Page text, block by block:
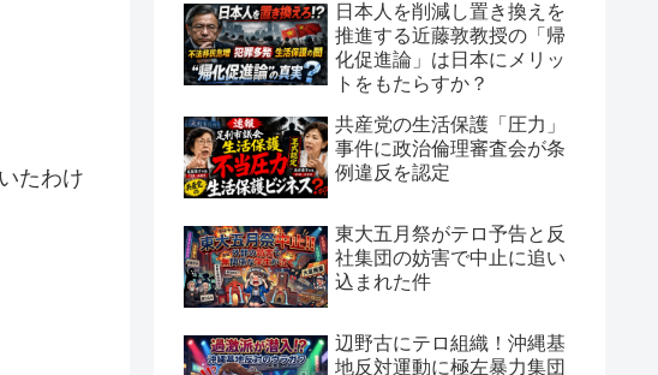
たわけ
日本人を削減し置き換えを
推進する近藤敦教授の「帰
化促進論」は日本にメリッ
トをもたらすか？
共産党の生活保護「圧力」
事件に政治倫理審査会が条
例違反を認定
東大五月祭がテロ予告と反
社集団の妨害で中止に追い
込まれた件
辺野古にテロ組織！沖縄基
地反対運動に極左暴力集団